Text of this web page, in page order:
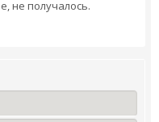
не получалось.